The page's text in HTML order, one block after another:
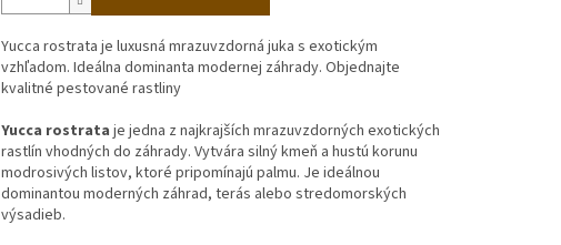
Yucca rostrata je luxusná mrazuvzdorná juka s exotickým
vzhľadom. Ideálna dominanta modernej záhrady. Objednajte
kvalitné pestované rastliny
Yucca rostrata je jedna z najkrajších mrazuvzdorných exotických
rastlín vhodných do záhrady. Vytvára silný kmeň a hustú korunu
modrosivých listov, ktoré pripomínajú palmu. Je ideálnou
dominantou moderných záhrad, terás alebo stredomorských
výsadieb.